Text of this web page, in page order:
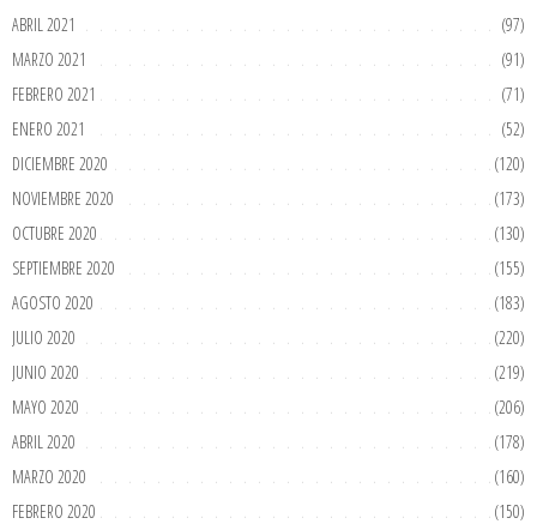
ABRIL 2021
(97)
MARZO 2021
(91)
FEBRERO 2021
(71)
ENERO 2021
(52)
DICIEMBRE 2020
(120)
NOVIEMBRE 2020
(173)
OCTUBRE 2020
(130)
SEPTIEMBRE 2020
(155)
AGOSTO 2020
(183)
JULIO 2020
(220)
JUNIO 2020
(219)
MAYO 2020
(206)
ABRIL 2020
(178)
MARZO 2020
(160)
FEBRERO 2020
(150)